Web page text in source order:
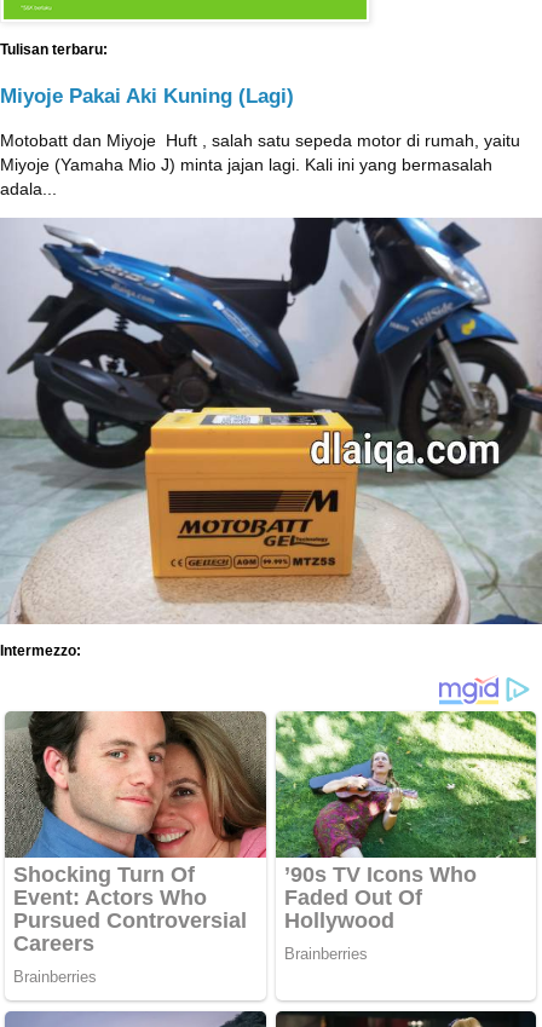
Tulisan terbaru:
Miyoje Pakai Aki Kuning (Lagi)
Motobatt dan Miyoje ‎ Huft , salah satu sepeda motor di rumah, yaitu
Miyoje (Yamaha Mio J) minta jajan lagi. Kali ini yang bermasalah
adala...
Intermezzo: